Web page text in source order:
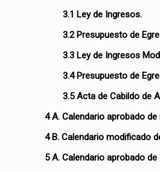
3.1 Ley de Ingresos.
3.2 Presupuesto de
3.3 Ley de Ingresos
3.4 Presupuesto de
3.5 Acta de Cabildo de
4 A. Calendario aprobado
4 B. Calendario modificado
5 A. Calendario aprobado